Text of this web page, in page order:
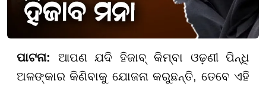
ପାଟନା: ଆପଣ ଯଦି ହିଜାବ୍ କିମ୍ବା ଓଢ଼ଣୀ ପିନ୍ଧି
ଅଳଙ୍କାର କିଣିବାକୁ ଯୋଜନା କରୁଛନ୍ତି, ତେବେ ଏହି